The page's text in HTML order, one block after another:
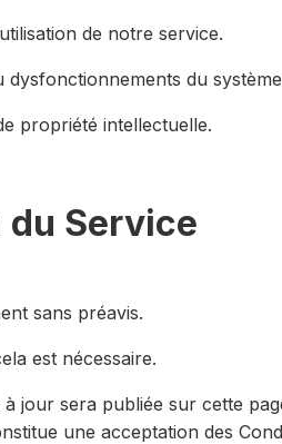
de notre service.
du
propriété intellectuelle.
Service
sans préavis.
est nécessaire.
jour sera publiée sur cette
une acceptation des